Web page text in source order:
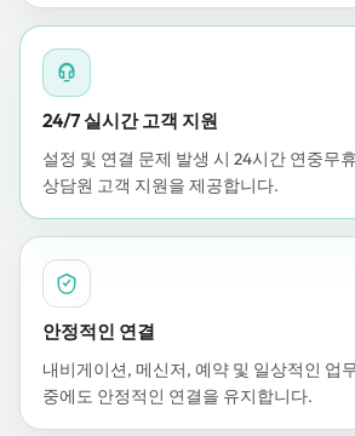
24/7 실시간 고객 지원
설정 및 연결 문제 발생 시 24시간 연중무
상담원 고객 지원을 제공합니다.
안정적인 연결
내비게이션, 메신저, 예약 및 일상적인 업
중에도 안정적인 연결을 유지합니다.